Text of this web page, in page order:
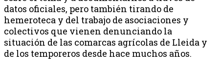
datos oficiales, pero también tirando de
hemeroteca y del trabajo de asociaciones y
colectivos que vienen denunciando la
situación de las comarcas agrícolas de Lleida y
de los temporeros desde hace muchos años.